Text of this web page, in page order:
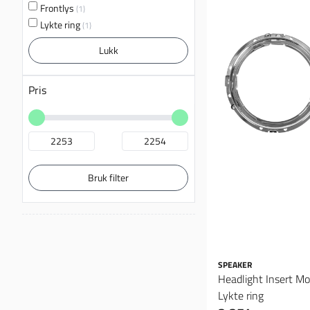
Frontlys (1)
Lykte ring(1)
Lukk
Pris
Bruk filter
SPEAKER
Headlight Insert
Lykte ring